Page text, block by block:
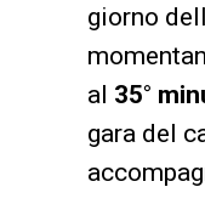
giorno
al 35°
gara del